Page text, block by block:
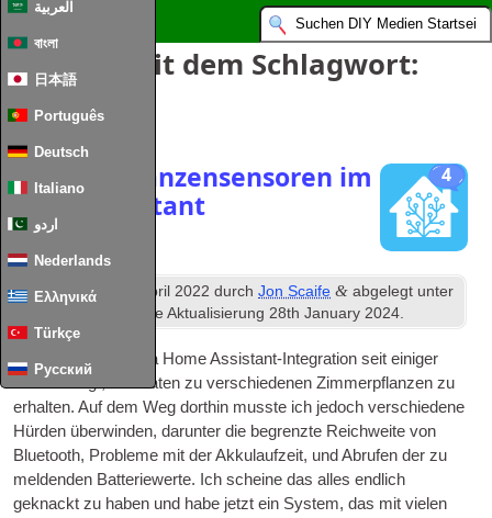
العربية
বাংলা
日本語
Português
Deutsch
Italiano
اردو
Nederlands
Ελληνικά
Türkçe
Русский
Einträge mit dem Schlagwort:
Bluetooth
4
MiFlora Pflanzensensoren im
Home Assistant
Veröffentlicht April 2022 durchJon Scaife & abgelegt unter
. Letzte Aktualisierung28th January 2024.
Ich habe die MiFlora Home Assistant-Integration seit einiger
Zeit verklagt, um Daten zu verschiedenen Zimmerpflanzen zu
erhalten. Auf dem Weg dorthin musste ich jedoch verschiedene
Hürden überwinden, darunter die begrenzte Reichweite von
Bluetooth, Probleme mit der Akkulaufzeit, und Abrufen der zu
meldenden Batteriewerte. Ich scheine das alles endlich
geknackt zu haben und habe jetzt ein System, das mit vielen